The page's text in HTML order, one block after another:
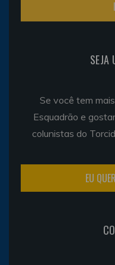
SEJA
Se você tem
Esquadrão e
colunistas do
EU